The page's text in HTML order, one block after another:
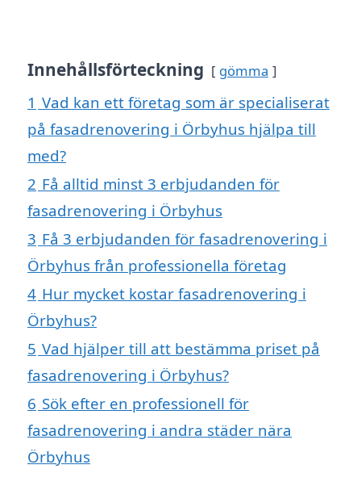
Innehållsförteckning gömma
1 Vad kan ett företag som är specialiserat
på fasadrenovering i Örbyhus hjälpa till
med?
2 Få alltid minst 3 erbjudanden för
fasadrenovering i Örbyhus
3 Få 3 erbjudanden för fasadrenovering i
Örbyhus från professionella företag
4 Hur mycket kostar fasadrenovering i
Örbyhus?
5 Vad hjälper till att bestämma priset på
fasadrenovering i Örbyhus?
6 Sök efter en professionell för
fasadrenovering i andra städer nära
Örbyhus